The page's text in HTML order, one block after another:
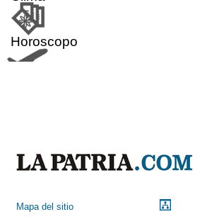
Horoscopo
Mapa del sitio